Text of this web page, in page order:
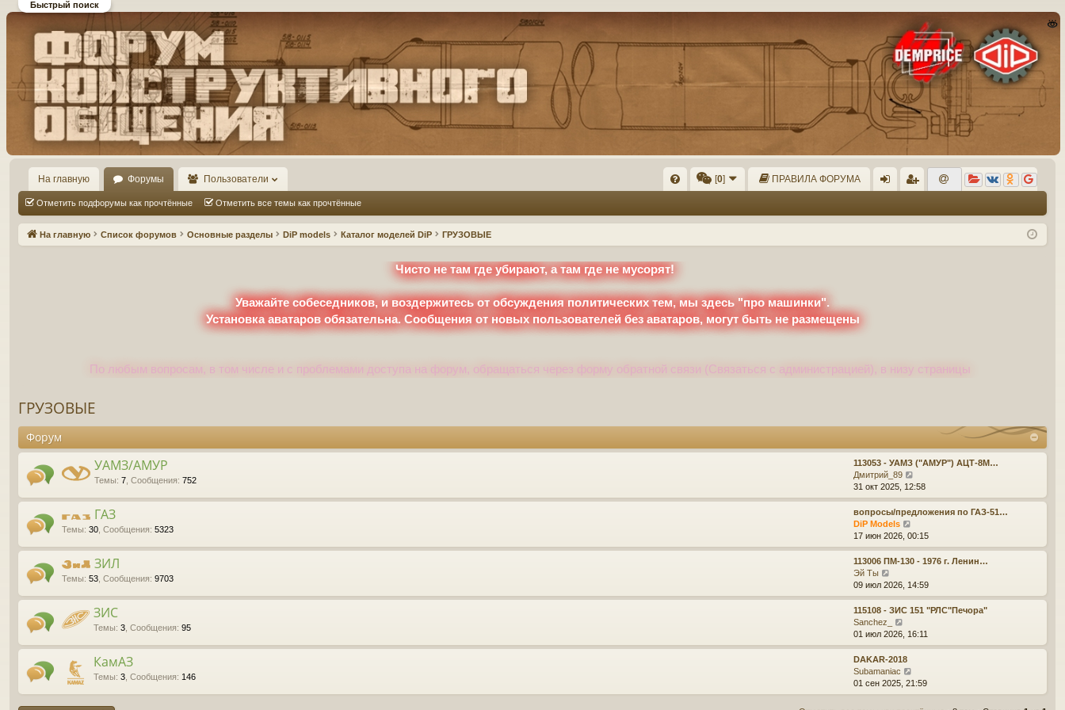
Форум DiP и DEMPRICE
конструктивного общения
На главную Форумы Пользователи
Q
[0] ПРАВИЛА ФОРУМА
д ис
Отметить подфорумы как прочтённые Отметить все темы как прочтённые
На главную Список форумов Основные разделы DiP models Каталог моделей DiP ГРУЗОВЫЕ
Быстрый поиск
Чисто не там где убирают, а там где не мусорят!
Уважайте собеседников, и воздержитесь от обсуждения политических тем, мы здесь "про машинки".
Установка аватаров обязательна. Сообщения от новых пользователей без аватаров, могут быть не размещены
По любым вопросам, в том числе и с проблемами доступа на форум, обращаться через форму обратной связи (Связаться с администрацией), в низу страницы
ГРУЗОВЫЕ
Форум
УАМЗ/АМУР
Темы: 7 Сообщения: 752
113053 - УАМЗ ("АМУР") АЦТ-8М…
Дмитрий_89
е
р
е
т
и
к
о
е
н
е
с
31 окт 2025, 12:58
ГАЗ
Темы: 30 Сообщения: 5323
вопросы/предложения по ГАЗ-51…
DiP Models
е
р
е
т
и
к
о
н
17 июн 2026, 00:15
ЗИЛ
Темы: 53 Сообщения: 9703
113006 ПМ-130 - 1976 г. Ленин…
Эй Ты
е
р
е
т
и
к
п
о
09 июл 2026, 14:59
ЗИС
Темы: 3 Сообщения: 95
115108 - ЗИС 151 "РЛС"Печора"
Sanchez_
е
р
е
й
т
и
01 июл 2026, 16:11
КамАЗ
Темы: 3 Сообщения: 146
DAKAR-2018
Subamaniac
е
р
01 сен 2025, 21:59